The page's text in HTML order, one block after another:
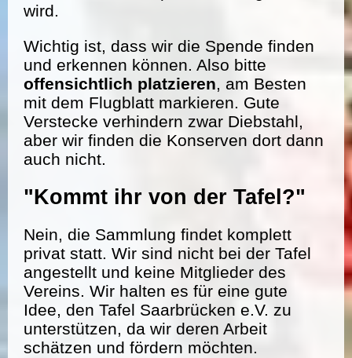
wird.
Wichtig ist, dass wir die Spende finden
und erkennen können. Also bitte
offensichtlich platzieren, am Besten
mit dem Flugblatt markieren. Gute
Verstecke verhindern zwar Diebstahl,
aber wir finden die Konserven dort dann
auch nicht.
"Kommt ihr von der Tafel?"
Nein, die Sammlung findet komplett
privat statt. Wir sind nicht bei der Tafel
angestellt und keine Mitglieder des
Vereins. Wir halten es für eine gute
Idee, den Tafel Saarbrücken e.V. zu
unterstützen, da wir deren Arbeit
schätzen und fördern möchten.